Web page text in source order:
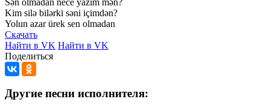
Kim silə bilərki səni içimdən?
Yolun azar ürek sen olmadan
Скачать
Найти в VK Найти в VK
Поделиться
Другие песни исполнителя: